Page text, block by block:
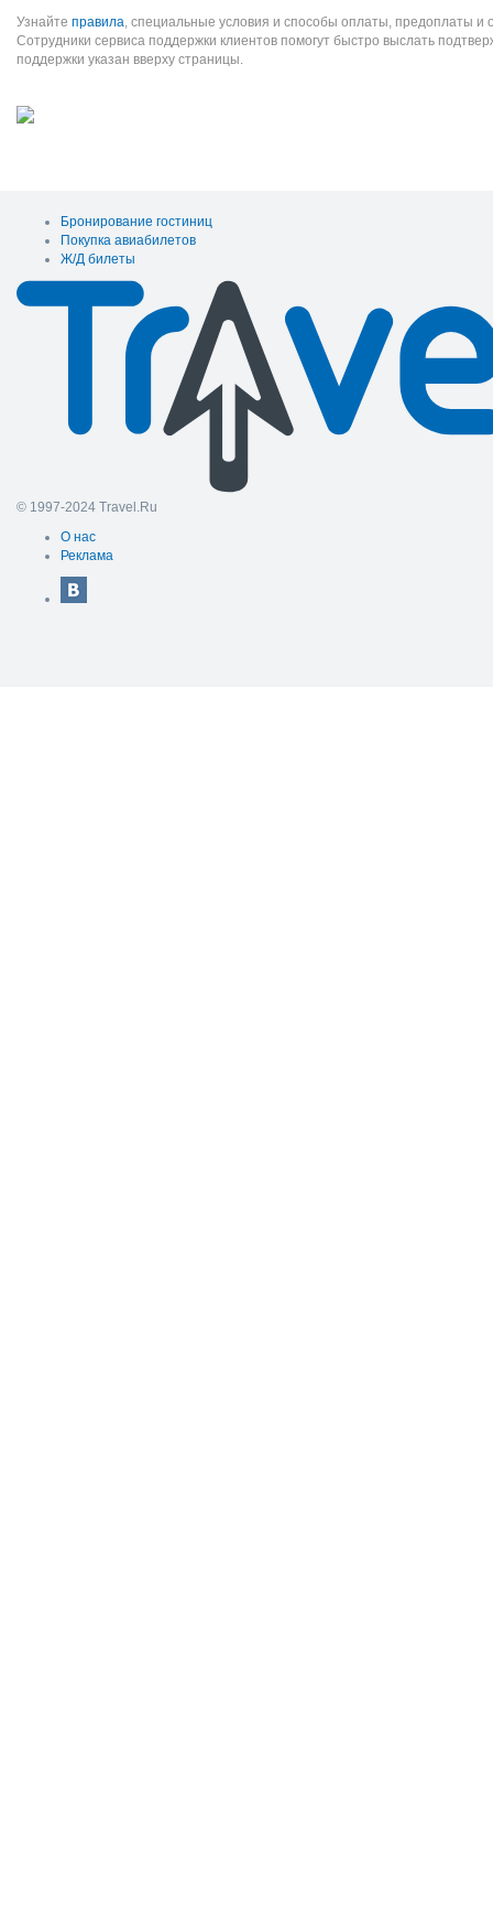
Узнайте правила, специальные условия и способы оплаты, предоплаты и
Сотрудники сервиса поддержки клиентов помогут быстро выслать
поддержки указан вверху страницы.
Бронирование гостиниц
Покупка авиабилетов
Ж/Д билеты
© 1997-2024 Travel.Ru
О нас
Реклама